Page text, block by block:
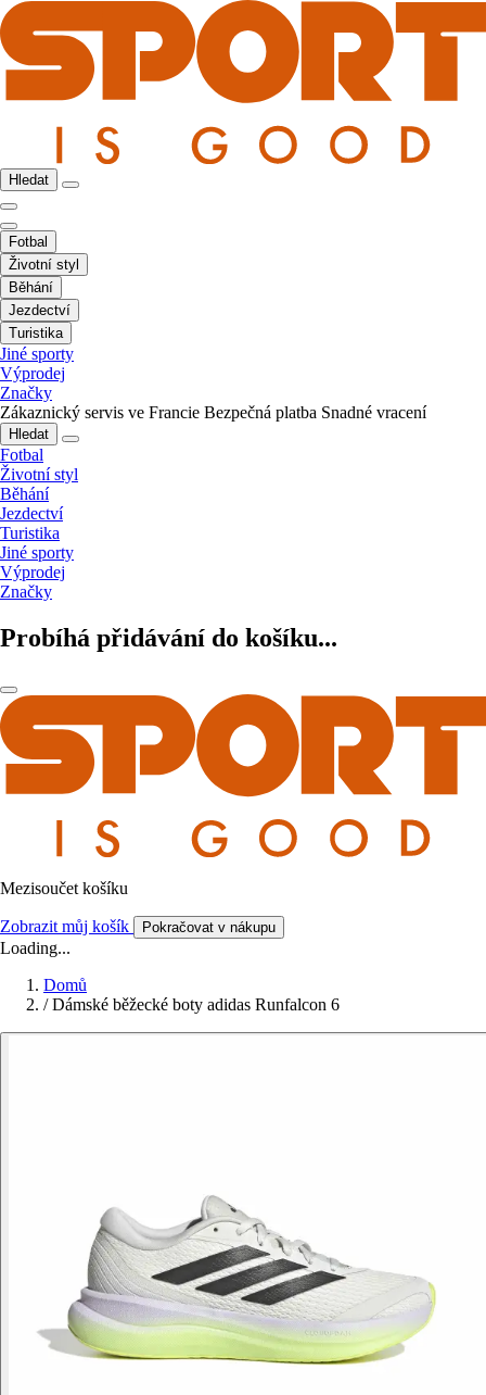
Hledat
Fotbal
Životní styl
Běhání
Jezdectví
Turistika
Jiné sporty
Výprodej
Značky
Zákaznický servis ve Francie Bezpečná platba Snadné vracení
Hledat
Fotbal
Životní styl
Běhání
Jezdectví
Turistika
Jiné sporty
Výprodej
Značky
Probíhá přidávání do košíku...
Mezisoučet košíku
Zobrazit můj košík Pokračovat v nákupu
Loading...
Domů
/ Dámské běžecké boty adidas Runfalcon 6